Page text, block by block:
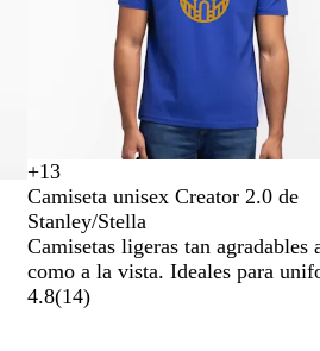
A
r
e
n
a
d
A
m
a
r
i
l
C
a
q
u
i
A
g
u
a
m
a
+13
Camiseta unisex Creator 2.0 de
Stanley/Stella
Camisetas ligeras tan agradables
como a la vista. Ideales para
4.8(14)